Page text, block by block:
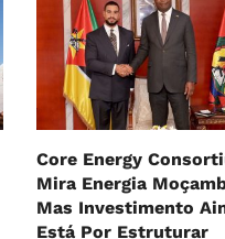
Core Energy
Mira Energia
Mas Investimento
Está Por Estruturar